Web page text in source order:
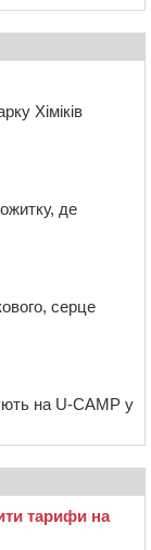
Хіміків
де
серце
на U-CAMP у
тарифи на